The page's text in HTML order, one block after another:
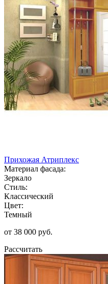
Прихожая Атриплекс
Материал фасада:
Зеркало
Стиль:
Классический
Цвет:
Темный
от 38 000 руб.
Рассчитать